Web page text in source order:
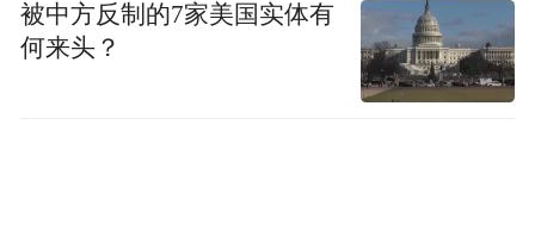
被中方反制的7家美国实体有
何来头？